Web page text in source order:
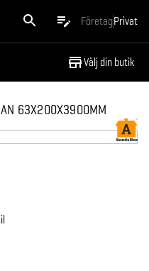
FöretagPrivat
Välj din butik
63X200X3900MM